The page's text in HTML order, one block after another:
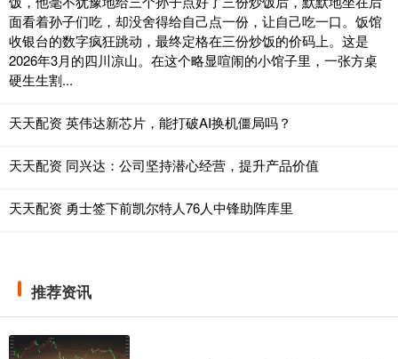
面看着孙子们吃，却没舍得给自己点一份，让自己吃一口。饭馆
收银台的数字疯狂跳动，最终定格在三份炒饭的价码上。这是
2026年3月的四川凉山。在这个略显喧闹的小馆子里，一张方桌
硬生生割...
天天配资 英伟达新芯片，能打破AI换机僵局吗？
天天配资 同兴达：公司坚持潜心经营，提升产品价值
天天配资 勇士签下前凯尔特人76人中锋助阵库里
推荐资讯